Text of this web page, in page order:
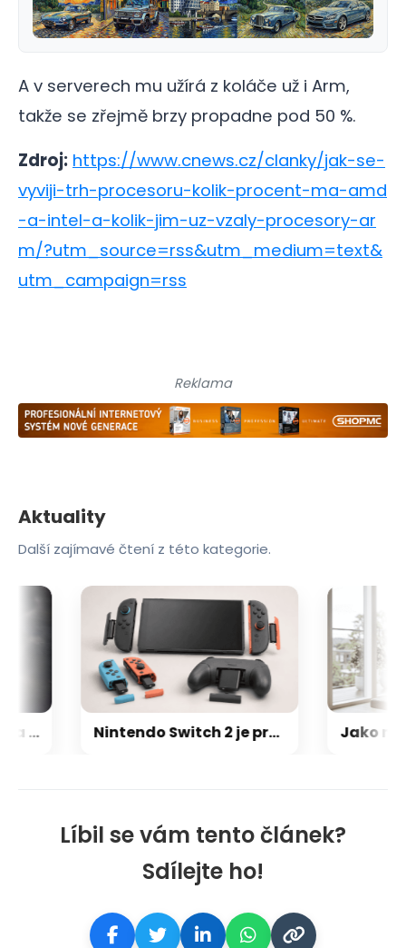
A v serverech mu užírá z koláče už i Arm,
takže se zřejmě brzy propadne pod 50 %.
Zdroj: https://www.cnews.cz/clanky/jak-se-
vyviji-trh-procesoru-kolik-procent-ma-amd
-a-intel-a-kolik-jim-uz-vzaly-procesory-ar
m/?utm_source=rss&utm_medium=text&
utm_campaign=rss
Líbil se vám tento článek?
Sdílejte ho!
Reklama
Aktuality
Další zajímavé čtení z této kategorie.
Nová GPU architektura od AMD pro hráče nemá ikonickou Infinity Cache: Co jsme se dozvěděli o RDNA 5 Nintendo Switch 2 je prý ještě větší trhák než první generace: Už se prodalo skoro 24 milionů